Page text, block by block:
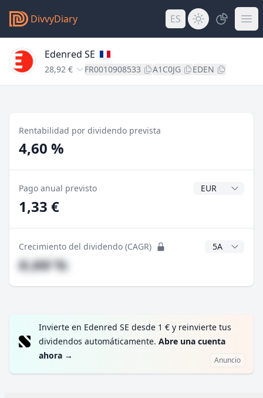
DivvyDiary ES
Edenred SE
28,92 € FR0010908533 A1C0JG EDEN
Rentabilidad por dividendo prevista
4,60 %
Pago anual previsto Divisa del
1,33 €
Crecimiento del dividendo (CAGR) Años CAGR
#,## %
Invierte en Edenred SE desde 1 € y reinvierte tus
dividendos automáticamente. Abre una cuenta
ahora → Anuncio